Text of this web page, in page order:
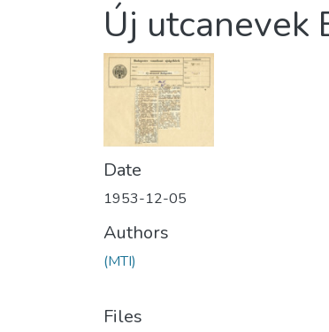
Új utcanevek
Date
1953-12-05
Authors
(MTI)
Files